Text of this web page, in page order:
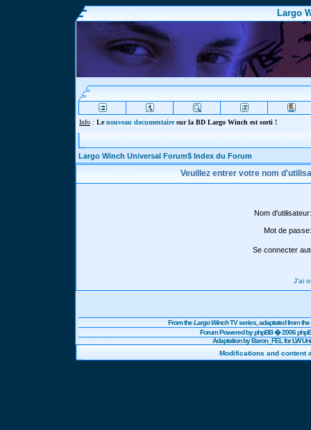
Largo
Info : Lenouveau documentairesur la BD Largo Winch est sorti !
Largo Winch Universal Forum$ Index du Forum
Veuillez entrer votre nom
Nom d'utilisateur:
Mot de passe:
Se connecter
J'ai
From theLargo WinchTV series, adaptated from
Forum Powered byphpBB� 2006
Adaptation by Baron_FEL for LW
Modifications and content